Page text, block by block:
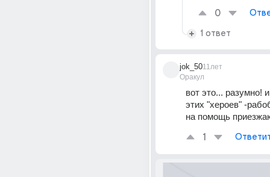
0
1 ответ
jok_50
Оракул
11лет
вот это... разумно!
этих "хероев" -
на помощь
1